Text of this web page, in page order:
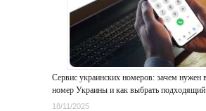
Сервис украинских номеров: зачем нужен
номер Украины и как выбрать подходящий
18/11/2025